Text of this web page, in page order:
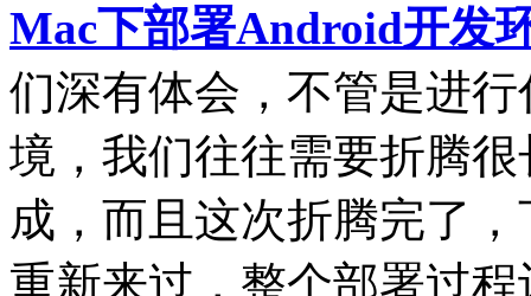
Mac下部署Android开发
们深有体会，不管是进
境，我们往往需要折腾
成，而且这次折腾完了
重新来过，整个部署过